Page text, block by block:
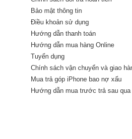
Bảo mật thông tin
Điều khoản sử dụng
Hướng dẫn thanh toán
Hướng dẫn mua hàng Online
Tuyển dụng
Chính sách vận chuyển và giao
Mua trả góp iPhone bao nợ xấu
Hướng dẫn mua trước trả sau qua